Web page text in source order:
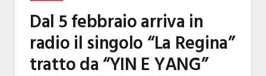
Dal 5 febbraio arriva in
radio il singolo “La Regina”
tratto da “YIN E YANG”